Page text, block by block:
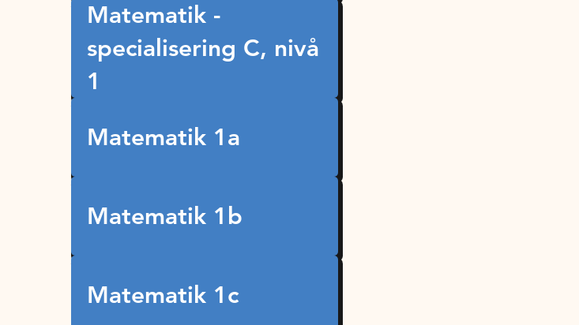
Matematik -
specialisering C, nivå
1
Matematik 1a
Matematik 1b
Matematik 1c